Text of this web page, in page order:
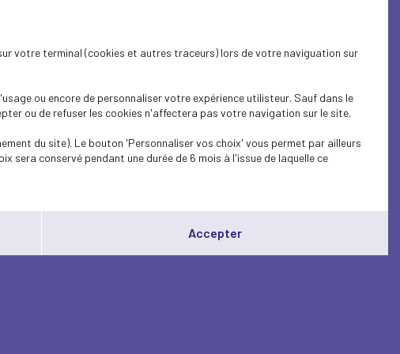
votre terminal (cookies et autres traceurs) lors de votre naviguation sur
ou encore de personnaliser votre expérience utilisteur. Sauf dans le
ou de refuser les cookies n'affectera pas votre navigation sur le site.
du site). Le bouton 'Personnaliser vos choix' vous permet par ailleurs
conservé pendant une durée de 6 mois à l'issue de laquelle ce
Accepter